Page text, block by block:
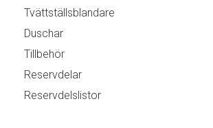
Tvättställsblandare
Duschar
Tillbehör
Reservdelar
Reservdelslistor